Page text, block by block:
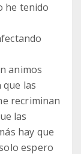
he tenido
animos
las
recriminan
las
hay que
espero